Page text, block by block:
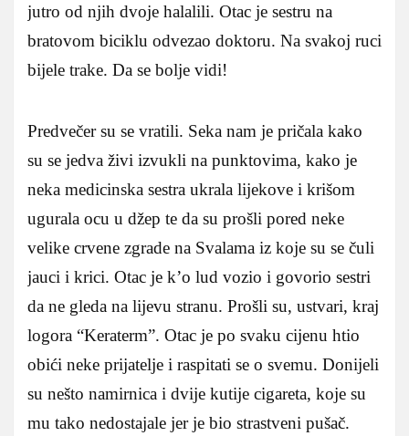
jutro od njih dvoje halalili. Otac je sestru na
bratovom biciklu odvezao doktoru. Na svakoj ruci
bijele trake. Da se bolje vidi!
Predvečer su se vratili. Seka nam je pričala kako
su se jedva živi izvukli na punktovima, kako je
neka medicinska sestra ukrala lijekove i krišom
ugurala ocu u džep te da su prošli pored neke
velike crvene zgrade na Svalama iz koje su se čuli
jauci i krici. Otac je k’o lud vozio i govorio sestri
da ne gleda na lijevu stranu. Prošli su, ustvari, kraj
logora “Keraterm”. Otac je po svaku cijenu htio
obići neke prijatelje i raspitati se o svemu. Donijeli
su nešto namirnica i dvije kutije cigareta, koje su
mu tako nedostajale jer je bio strastveni pušač.